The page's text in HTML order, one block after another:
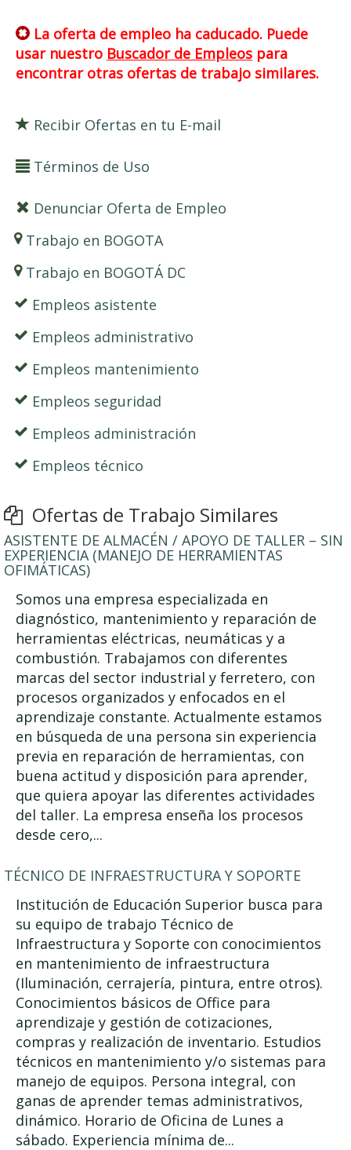
La oferta de empleo ha caducado. Puede
usar nuestro Buscador de Empleos para
encontrar otras ofertas de trabajo similares.
Recibir Ofertas en tu E-mail
Términos de Uso
Denunciar Oferta de Empleo
Trabajo en BOGOTA
Trabajo en BOGOTÁ DC
Empleos asistente
Empleos administrativo
Empleos mantenimiento
Empleos seguridad
Empleos administración
Empleos técnico
Ofertas de Trabajo Similares
ASISTENTE DE ALMACÉN / APOYO DE TALLER – SIN
EXPERIENCIA (MANEJO DE HERRAMIENTAS
OFIMÁTICAS)
Somos una empresa especializada en
diagnóstico, mantenimiento y reparación de
herramientas eléctricas, neumáticas y a
combustión. Trabajamos con diferentes
marcas del sector industrial y ferretero, con
procesos organizados y enfocados en el
aprendizaje constante. Actualmente estamos
en búsqueda de una persona sin experiencia
previa en reparación de herramientas, con
buena actitud y disposición para aprender,
que quiera apoyar las diferentes actividades
del taller. La empresa enseña los procesos
desde cero,...
TÉCNICO DE INFRAESTRUCTURA Y SOPORTE
Institución de Educación Superior busca para
su equipo de trabajo Técnico de
Infraestructura y Soporte con conocimientos
en mantenimiento de infraestructura
(Iluminación, cerrajería, pintura, entre otros).
Conocimientos básicos de Office para
aprendizaje y gestión de cotizaciones,
compras y realización de inventario. Estudios
técnicos en mantenimiento y/o sistemas para
manejo de equipos. Persona integral, con
ganas de aprender temas administrativos,
dinámico. Horario de Oficina de Lunes a
sábado. Experiencia mínima de...